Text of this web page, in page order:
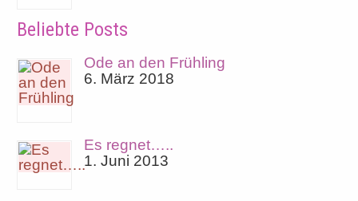
Beliebte Posts
Ode an den Frühling
6. März 2018
Es regnet…..
1. Juni 2013